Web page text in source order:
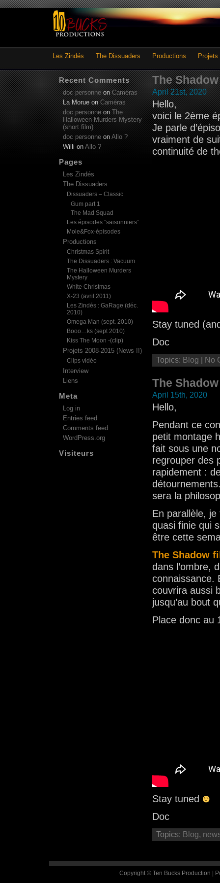
Les Zindés The Dissuaders Productions Projets
The
April 21st, 2020
Hello,
voici le 2ème
Je parle
vraiment de
continuité de
Stay tuned
Doc
Topics: Blog No
The
April 15th, 2020
Hello,
Pendant ce
petit montage
fait sous une
regrouper des
rapidement :
sera la
En parallèle,
quasi finie qui
être cette
The Shadow
dans l’ombre,
connaissance.
couvrira aussi
jusqu’au bout
Place donc au
Stay tuned
Doc
Topics: Blog,
Recent Comments
doc personneonCaméras
La MorueonCaméras
doc personneonThe
Halloween Murders Mystery
(short film)
doc personne on Allo ?
Willi on Allo ?
Pages
Les Zindés
The Dissuaders
Dissuaders – Classic
Gum part 1
The Mad Squad
Les épisodes “saisonniers”
Mole&Fox-épisodes
Productions
Christmas Spirit
The Dissuaders : Vacuum
The Halloween Murders
Mystery
White Christmas
X-23 (avril 2011)
Les Zindés : GaRage (déc.
2010)
Omega Man (sept. 2010)
Booo…ks (sept 2010)
Kiss The Moon -(clip)
Projets 2008-2015 (News !!)
Clips vidéo
Interview
Liens
Meta
Log in
Entries feed
Comments feed
WordPress.org
Visiteurs
Copyright © Ten Bucks Production |